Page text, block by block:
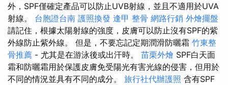
外，SPF僅確定產品可以防止UVB射線，並且不適用於UVA
射線。 台胞證台南 護照換發 逢甲 整骨 網路行銷 外燴擺盤
請記住，根據太陽射線的強度，皮膚可以防止沒有SPF的紫
外線防止紫外線。 但是，不要忘記定期潤滑防曬霜 竹東整
骨推薦 - 尤其是在游泳後或出汗時。 苗栗外燴 SPF白天面
霜和防曬霜用於保護皮膚免受陽光有害光線的侵害，但用於
不同的情況並具有不同的成分。 旅行社代辦護照 含有SPF